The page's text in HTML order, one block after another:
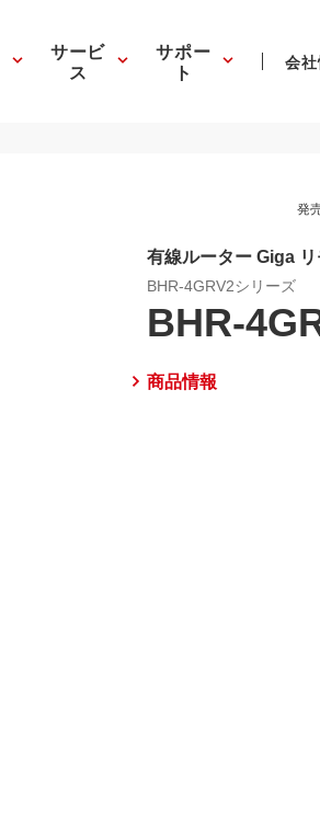
サービ
ス
サポー
ト 会
発
有線ルーター Giga
BHR-4GRV2シリーズ
BHR-
商品情報